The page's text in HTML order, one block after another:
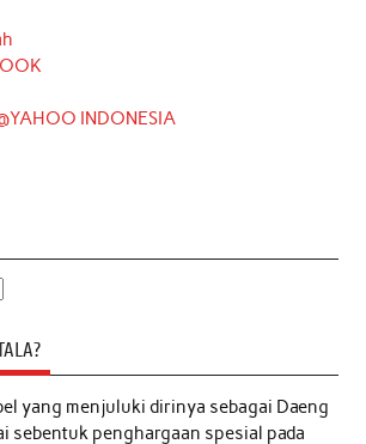
INDONESIA
yang menjuluki dirinya sebagai Daeng
sebentuk penghargaan spesial pada